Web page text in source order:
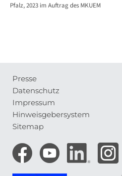
Pfalz, 2023 im Auftrag des MKUEM
Meta-
Navigation
Presse
Datenschutz
Impressum
Hinweisgebersystem
Sitemap